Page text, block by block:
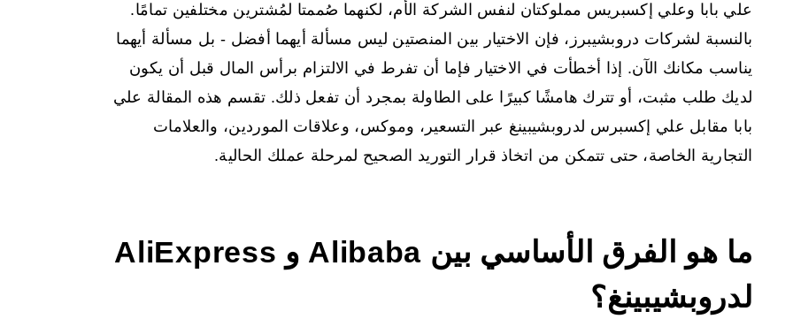
علي بابا وعلي إكسبريس مملوكتان لنفس الشركة الأم، لكنهما صُممتا لمُشترين مختلفين تمامًا.
بالنسبة لشركات دروبشيبرز، فإن الاختيار بين المنصتين ليس مسألة أيهما أفضل - بل مسألة أيهما
يناسب مكانك الآن. إذا أخطأت في الاختيار فإما أن تفرط في الالتزام برأس المال قبل أن يكون
لديك طلب مثبت، أو تترك هامشًا كبيرًا على الطاولة بمجرد أن تفعل ذلك. تقسم هذه المقالة علي
بابا مقابل علي إكسبرس لدروبشيبينغ عبر التسعير، وموكس، وعلاقات الموردين، والعلامات
التجارية الخاصة، حتى تتمكن من اتخاذ قرار التوريد الصحيح لمرحلة عملك الحالية.
ما هو الفرق الأساسي بين Alibaba و AliExpress
لدروبشيبينغ؟